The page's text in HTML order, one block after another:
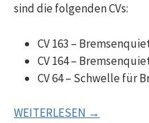
sind die folgenden CVs:
CV 163 –
CV 164 –
CV 64 – Schwelle für
WEITERLESEN →